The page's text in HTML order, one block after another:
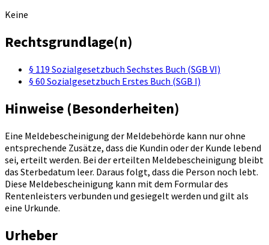
Keine
Rechtsgrundlage(n)
§ 119 Sozialgesetzbuch Sechstes Buch (SGB VI)
§ 60 Sozialgesetzbuch Erstes Buch (SGB I)
Hinweise (Besonderheiten)
Eine Meldebescheinigung der Meldebehörde kann nur ohne
entsprechende Zusätze, dass die Kundin oder der Kunde lebend
sei, erteilt werden. Bei der erteilten Meldebescheinigung bleibt
das Sterbedatum leer. Daraus folgt, dass die Person noch lebt.
Diese Meldebescheinigung kann mit dem Formular des
Rentenleisters verbunden und gesiegelt werden und gilt als
eine Urkunde.
Urheber